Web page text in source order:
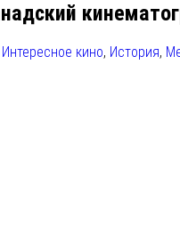
Интересное кино, История,